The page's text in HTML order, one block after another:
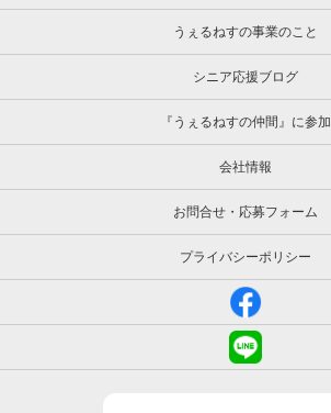
うぇるねすの事業のこと
シニア応援ブログ
『うぇるねすの仲間』に参加
会社情報
お問合せ・応募フォーム
プライバシーポリシー